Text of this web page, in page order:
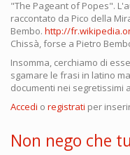
"The Pageant of Popes".
raccontato da Pico della
Bembo. http://
Chissà, forse a Pietro
Insomma, cerchiamo di
sgamare le frasi in latino
documenti nei segretissimi
Accedi o registrati per
Non nego che